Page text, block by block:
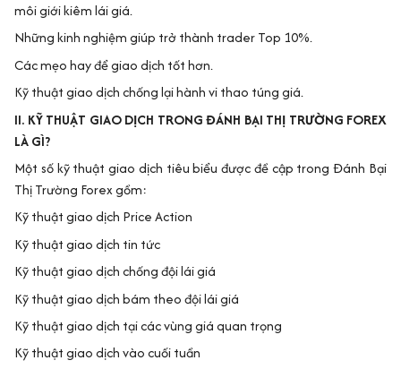
môi giới kiêm lái giá.
Những kinh nghiệm giúp trở thành trader Top 10%.
Các mẹo hay để giao dịch tốt hơn.
Kỹ thuật giao dịch chống lại hành vi thao túng giá.
II. KỸ THUẬT GIAO DỊCH TRONG ĐÁNH BẠI THỊ TRƯỜNG FOREX
LÀ GÌ?
Một số kỹ thuật giao dịch tiêu biểu được đề cập trong Đánh Bại
Thị Trường Forex gồm:
Kỹ thuật giao dịch Price Action
Kỹ thuật giao dịch tin tức
Kỹ thuật giao dịch chống đội lái giá
Kỹ thuật giao dịch bám theo đội lái giá
Kỹ thuật giao dịch tại các vùng giá quan trọng
Kỹ thuật giao dịch vào cuối tuần